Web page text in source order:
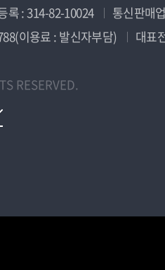
록 : 314-82-10024
통신판매
이용료 : 발신자부담)
대표
RESERVED.